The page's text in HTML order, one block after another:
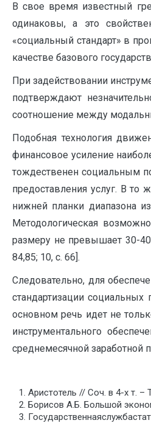
В свое время известный
одинаковы, а это
«социальный стандарт» в
качестве базового
При задействовании
подтверждают
соотношение между
Подобная технология
финансовое усиление
тождественен социальным
предоставления услуг. В
нижней планки диапазона
Методологическая
размеру не превышает 30-
84,85; 10, с. 66].
Следовательно, для
стандартизации
основном речь идет не
инструментального
среднемесячной заработной
Аристотель // Соч. в 4-х т. –
Борисов А.Б. Большой